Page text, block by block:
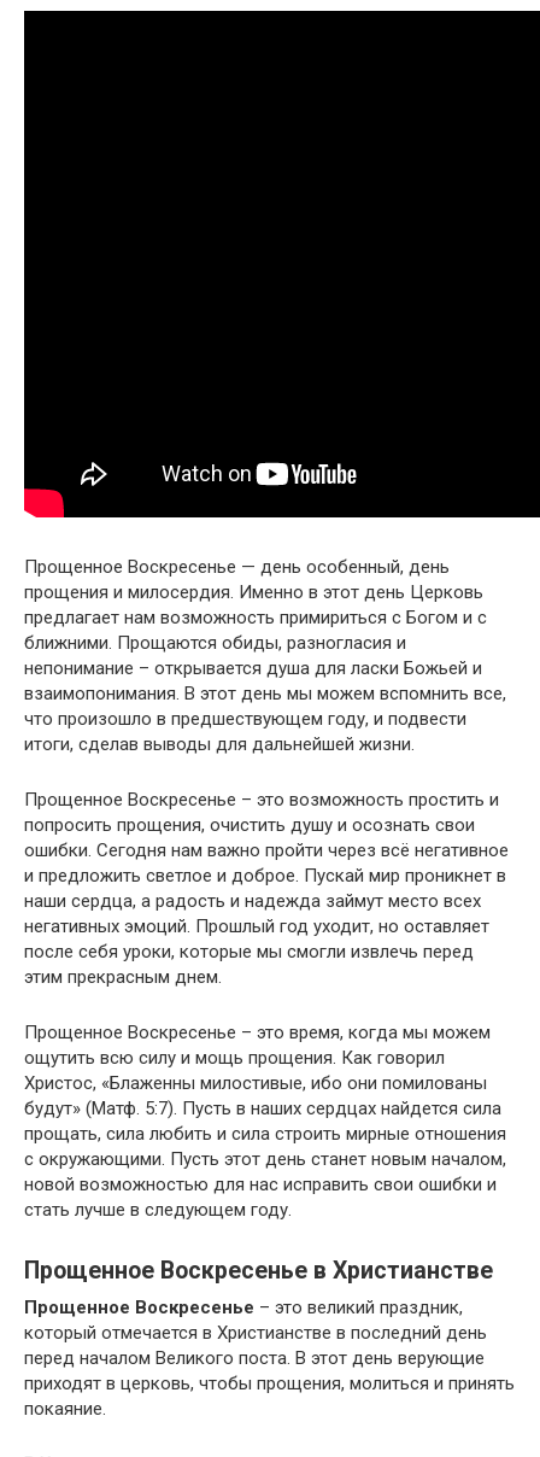
Прощенное Воскресенье — день особенный, день
прощения и милосердия. Именно в этот день Церковь
предлагает нам возможность примириться с Богом и с
ближними. Прощаются обиды, разногласия и
непонимание – открывается душа для ласки Божьей и
взаимопонимания. В этот день мы можем вспомнить все,
что произошло в предшествующем году, и подвести
итоги, сделав выводы для дальнейшей жизни.
Прощенное Воскресенье – это возможность простить и
попросить прощения, очистить душу и осознать свои
ошибки. Сегодня нам важно пройти через всё негативное
и предложить светлое и доброе. Пускай мир проникнет в
наши сердца, а радость и надежда займут место всех
негативных эмоций. Прошлый год уходит, но оставляет
после себя уроки, которые мы смогли извлечь перед
этим прекрасным днем.
Прощенное Воскресенье – это время, когда мы можем
ощутить всю силу и мощь прощения. Как говорил
Христос, «Блаженны милостивые, ибо они помилованы
будут» (Матф. 5:7). Пусть в наших сердцах найдется сила
прощать, сила любить и сила строить мирные отношения
с окружающими. Пусть этот день станет новым началом,
новой возможностью для нас исправить свои ошибки и
стать лучше в следующем году.
Прощенное Воскресенье в Христианстве
Прощенное Воскресенье – это великий праздник,
который отмечается в Христианстве в последний день
перед началом Великого поста. В этот день верующие
приходят в церковь, чтобы прощения, молиться и принять
покаяние.